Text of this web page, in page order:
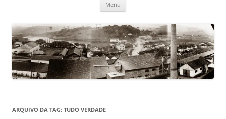
Menu
ARQUIVO DA TAG: TUDO VERDADE